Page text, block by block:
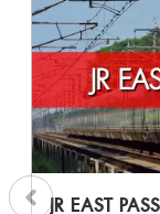
Store “Bic
mae Store”
Ikurado Cave
Ticket(2024.02.02~) 12.
Nariwa
(2024.04.01~) 13. JR Rent-A-Car 2000
yen coupon วิธีการใช้งาน: • Kansai
เฉพาะช่วงระหว่
(หรือจนถึง
🚄 รถไฟด่วนพิเศษ (Limited Express) •
Narita Express • HITACHI / TOKIWA
• Azusa, FUJI
Kaiji, Hachioji, Ome • Shonan,
Wakashio /
Swallow Akagi,
กับรถไฟชินคันเ
ระหว่าง Shin-
ได้ไม่จำกัดเที่ยว เวาเชอร์อิเล็กทรอนิก (E-
Voucher) จัดส่
ต้องนำเวาเชอ
ภายใน 90 วันหลังจา
• สามารถใช้กับ
“NOZOMI” และ
JR EAST PASS